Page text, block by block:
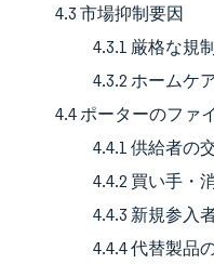
4.3 市場抑制要因
4.3.1 厳格な規
4.3.2 ホームケ
4.4 ポーターのファ
4.4.1 供給者の
4.4.2 買い手・
4.4.3 新規参入
4.4.4 代替製品